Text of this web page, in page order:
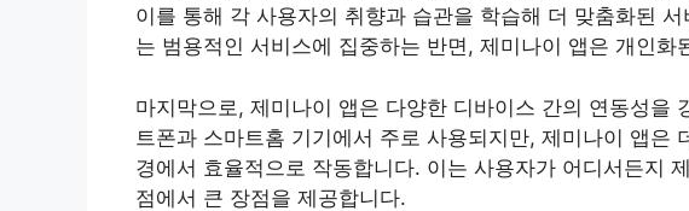
이를 통해 각 사용자의 취향과 습관을 학습해 더 맞춤화된
는 범용적인 서비스에 집중하는 반면, 제미나이 앱은 개인화
마지막으로, 제미나이 앱은 다양한 디바이스 간의 연동성을
트폰과 스마트홈 기기에서 주로 사용되지만, 제미나이 앱은
경에서 효율적으로 작동합니다. 이는 사용자가 어디서든지
점에서 큰 장점을 제공합니다.